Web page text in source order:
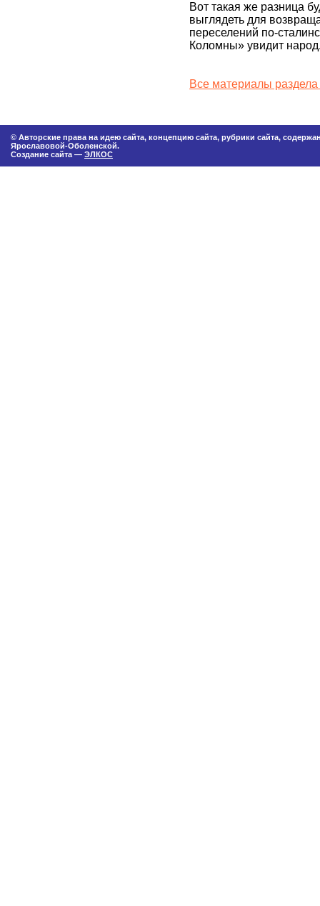
Вот такая же разница
выглядеть для
переселений по-
Коломны» увидит
Все материалы
© Авторские права на идею сайта, концепцию сайта, рубрики сайта,
Ярославовой-Оболенской.
Создание сайта — ЭЛКОС